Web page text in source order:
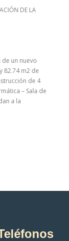
DE LA
un nuevo
82.74 m2 de
de 4
– Sala de
a la